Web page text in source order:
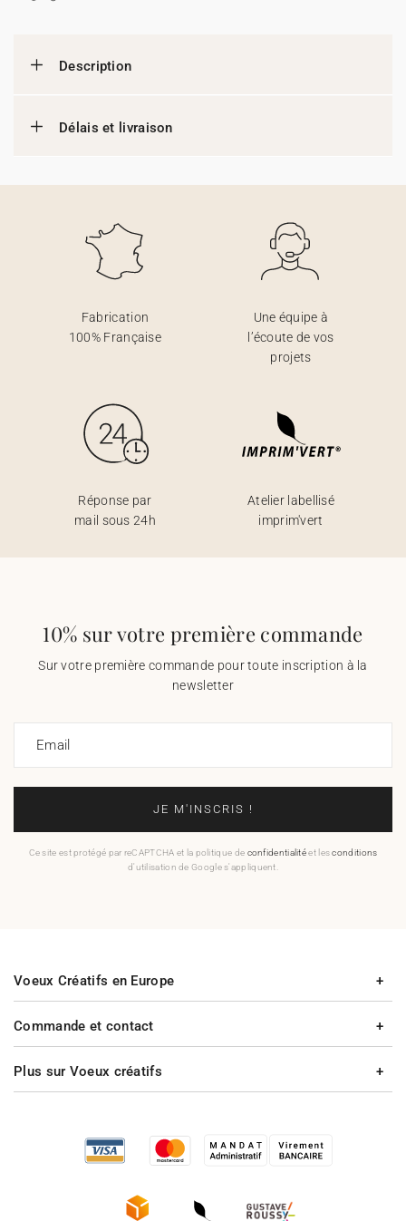
Description
Délais et livraison
Fabrication
100% Française
Une équipe à
l’écoute de vos
projets
Réponse par
mail sous 24h
Atelier labellisé
imprim'vert
10% sur votre première commande
Sur votre première commande pour toute inscription à la
newsletter
Email
JE M'INSCRIS !
Ce site est protégé par reCAPTCHA et la politique de confidentialitéet lesconditions
d'utilisation de Google s'appliquent.
Commande et contact
Plus sur Voeux créatifs
Voeux Créatifs en Europe